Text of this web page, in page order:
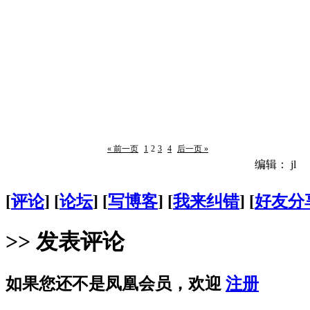
« 前一页 1 2 3 4 后一页 »
编辑： jl
[评论] [论坛] [写博客] [我来纠错] [好友分
>> 发表评论
如果您还不是凤凰会员，欢迎 注册